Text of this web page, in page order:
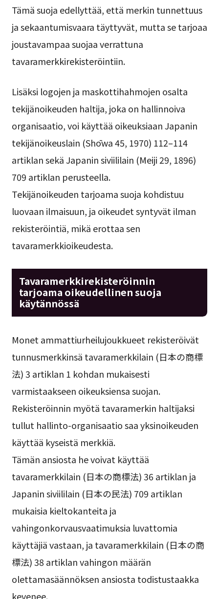
Tämä suoja edellyttää, että merkin tunnettuus
ja sekaantumisvaara täyttyvät, mutta se tarjoaa
joustavampaa suojaa verrattuna
tavaramerkkirekisteröintiin.
Lisäksi logojen ja maskottihahmojen osalta
tekijänoikeuden haltija, joka on hallinnoiva
organisaatio, voi käyttää oikeuksiaan Japanin
tekijänoikeuslain (Shōwa 45, 1970) 112–114
artiklan sekä Japanin siviililain (Meiji 29, 1896)
709 artiklan perusteella.
Tekijänoikeuden tarjoama suoja kohdistuu
luovaan ilmaisuun, ja oikeudet syntyvät ilman
rekisteröintiä, mikä erottaa sen
tavaramerkkioikeudesta.
Tavaramerkkirekisteröinnin
tarjoama oikeudellinen suoja
käytännössä
Monet ammattiurheilujoukkueet rekisteröivät
tunnusmerkkinsä tavaramerkkilain (日本の商標
法) 3 artiklan 1 kohdan mukaisesti
varmistaakseen oikeuksiensa suojan.
Rekisteröinnin myötä tavaramerkin haltijaksi
tullut hallinto-organisaatio saa yksinoikeuden
käyttää kyseistä merkkiä.
Tämän ansiosta he voivat käyttää
tavaramerkkilain (日本の商標法) 36 artiklan ja
Japanin siviililain (日本の民法) 709 artiklan
mukaisia kieltokanteita ja
vahingonkorvausvaatimuksia luvattomia
käyttäjiä vastaan, ja tavaramerkkilain (日本の商
標法) 38 artiklan vahingon määrän
olettamasäännöksen ansiosta todistustaakka
kevenee.